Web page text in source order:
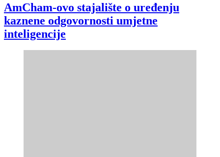
AmCham-ovo stajalište o uređenju
kaznene odgovornosti umjetne
inteligencije